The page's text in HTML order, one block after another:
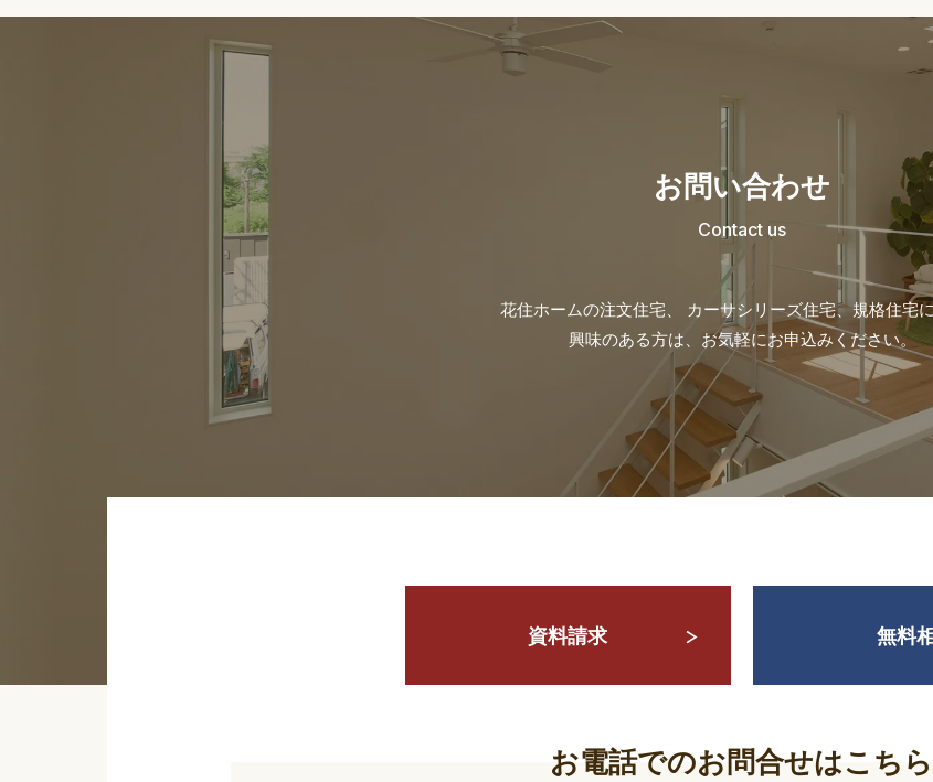
お問い合わせ
Contact us
花住ホームの注文住宅、 カーサシリーズ住宅、規格住宅
興味のある方は、お気軽にお申込みください。
資料請求 無料
お電話でのお問合せはこちら